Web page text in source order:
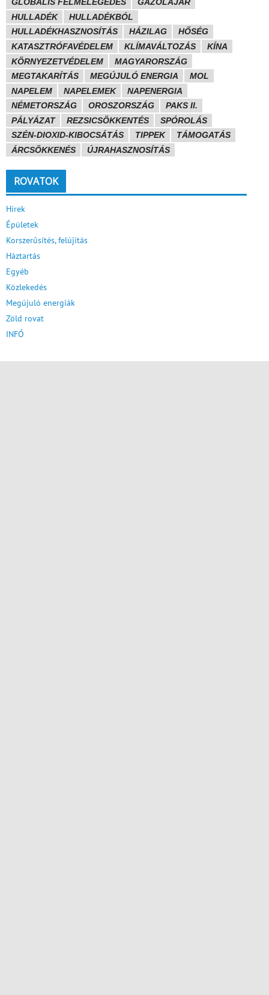
GLOBÁLIS FELMELEGEDÉS
GÁZOLAJÁR
HULLADÉK
HULLADÉKBÓL
HULLADÉKHASZNOSÍTÁS
HÁZILAG
HŐSÉG
KATASZTRÓFAVÉDELEM
KLÍMAVÁLTOZÁS
KÍNA
KÖRNYEZETVÉDELEM
MAGYARORSZÁG
MEGTAKARÍTÁS
MEGÚJULÓ ENERGIA
MOL
NAPELEM
NAPELEMEK
NAPENERGIA
NÉMETORSZÁG
OROSZORSZÁG
PAKS II.
PÁLYÁZAT
REZSICSÖKKENTÉS
SPÓROLÁS
SZÉN-DIOXID-KIBOCSÁTÁS
TIPPEK
TÁMOGATÁS
ÁRCSÖKKENÉS
ÚJRAHASZNOSÍTÁS
ROVATOK
Hírek
Épületek
Korszerűsítés, felújítás
Háztartás
Egyéb
Közlekedés
Megújuló energiák
Zöld rovat
INFÓ